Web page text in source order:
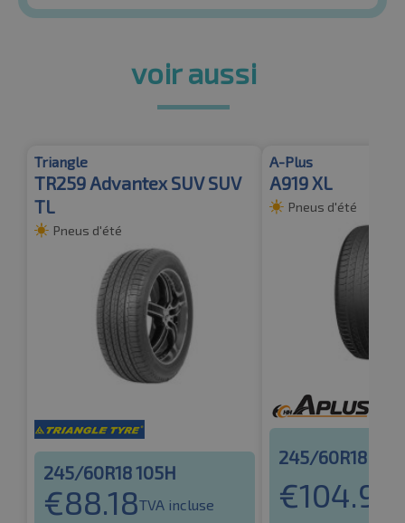
voir aussi
Triangle
TR259 Advantex SUV SUV
TL
Pneus d'été
245/60R18 105H
€88.18TVA incluse
A-Plus
A919 XL
Pneus d'été
245/60R18
€104.92